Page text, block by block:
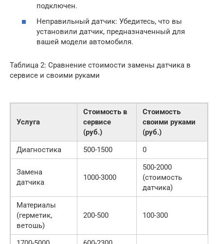
подключен.
Неправильный датчик: Убедитесь, что вы
установили датчик, предназначенный для
вашей модели автомобиля.
Таблица 2: Сравнение стоимости замены датчика в
сервисе и своими руками
Услуга
Стоимость в
сервисе
(руб.)
Стоимость
своими руками
(руб.)
Диагностика
500-1500 0
Замена
датчика
1000-3000
500-2000
(стоимость
датчика)
Материалы
(герметик,
ветошь)
200-500 100-300